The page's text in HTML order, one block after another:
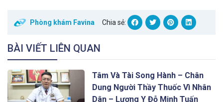
Phòng khám Favina Chia sẻ:
BÀI VIẾT LIÊN QUAN
Tâm Và Tài Song Hành – Chân
Dung Người Thầy Thuốc Vì Nhân
Dân – Lương Y Đỗ Minh Tuấn